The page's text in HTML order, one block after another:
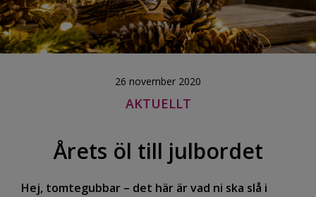
26 november 2020
AKTUELLT
Årets öl till julbordet
Hej, tomtegubbar – det här är vad ni ska slå i